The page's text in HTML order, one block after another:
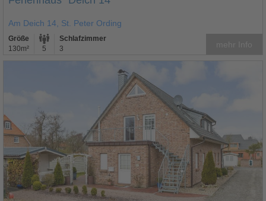
Am Deich 14, St. Peter Ording
Größe
130m²
5
Schlafzimmer
3